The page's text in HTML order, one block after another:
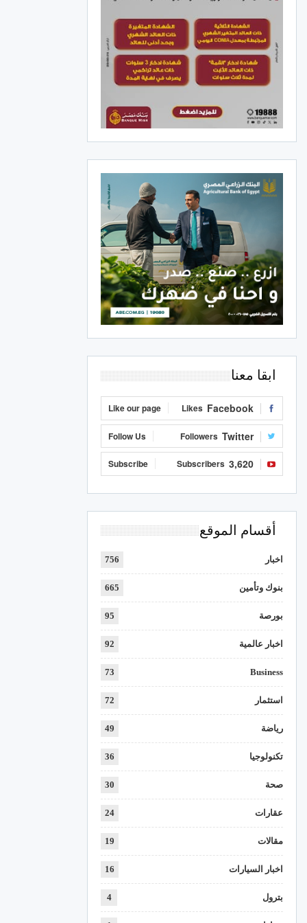
ابقا معنا
Facebook
Likes
Like our page
Twitter
Followers
Follow Us
3,620
Subscribers
Subscribe
أقسام الموقع
اخبار 756
بنوك وتأمين 665
بورصة 95
اخبار عالمية 92
Business
73
استثمار 72
رياضة 49
تكنولوجيا 36
صحة 30
عقارات 24
مقالات 19
اخبار السيارات 16
بترول 4